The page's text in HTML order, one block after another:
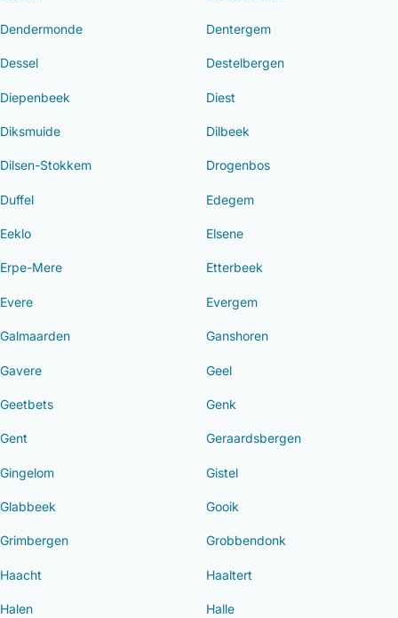
Dendermonde Dentergem
Dessel Destelbergen
Diepenbeek Diest
Diksmuide Dilbeek
Dilsen-Stokkem Drogenbos
Duffel Edegem
Eeklo Elsene
Erpe-Mere Etterbeek
Evere Evergem
Galmaarden Ganshoren
Gavere Geel
Geetbets Genk
Gent Geraardsbergen
Gingelom Gistel
Glabbeek Gooik
Grimbergen Grobbendonk
Haacht Haaltert
Halen Halle